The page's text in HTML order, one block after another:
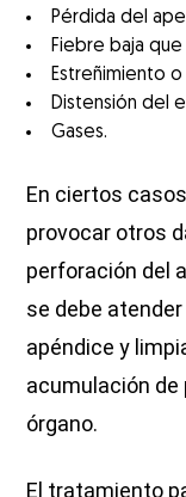
Pérdida del
Fiebre baja
Estreñimiento o
Distensión del
Gases.
En ciertos
provocar otros
perforación del
se debe
apéndice y
acumulación de
órgano.
El tratamiento